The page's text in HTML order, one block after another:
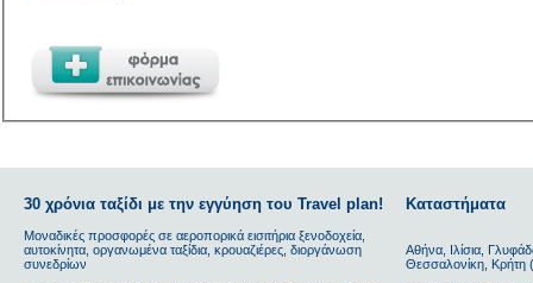
30 χρόνια ταξίδι με την εγγύηση του Travel plan!
Μοναδικές προσφορές σε αεροπορικά εισιτήρια ξενοδοχεία,
αυτοκίνητα, οργανωμένα ταξίδια, κρουαζιέρες, διοργάνωση
συνεδρίων
Καταστήματα
Αθήνα, Ιλίσια,
Θεσσαλονίκη, Κρήτη